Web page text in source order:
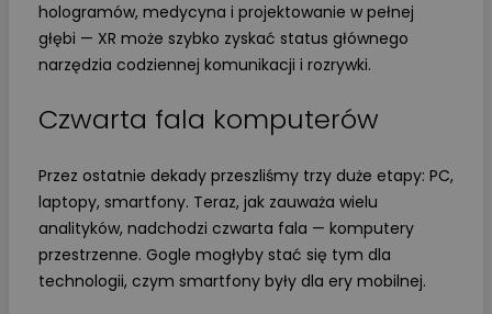
hologramów, medycyna i projektowanie w pełnej
głębi — XR może szybko zyskać status głównego
narzędzia codziennej komunikacji i rozrywki.
Czwarta fala komputerów
Przez ostatnie dekady przeszliśmy trzy duże etapy: PC,
laptopy, smartfony. Teraz, jak zauważa wielu
analityków, nadchodzi czwarta fala — komputery
przestrzenne. Gogle mogłyby stać się tym dla
technologii, czym smartfony były dla ery mobilnej.